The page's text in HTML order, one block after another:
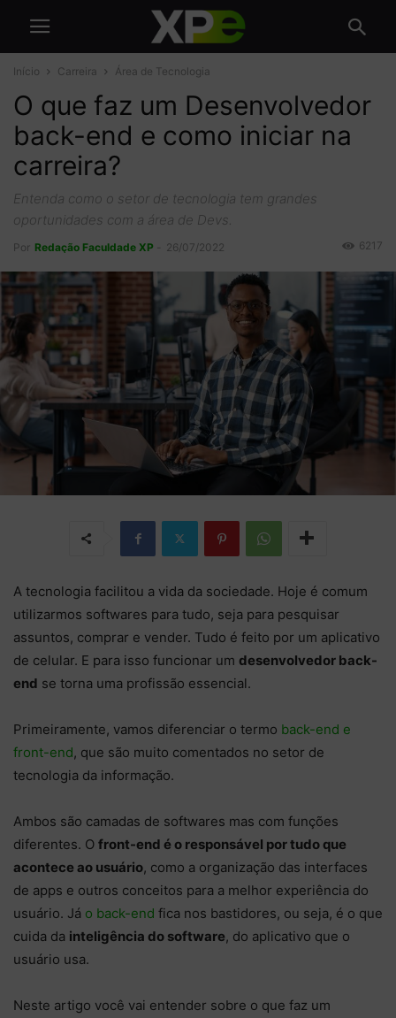
Início Carreira Área de Tecnologia
O que faz um Desenvolvedor
back-end e como iniciar na
carreira?
Entenda como o setor de tecnologia tem grandes
oportunidades com a área de Devs.
Por Redação Faculdade XP 26/07/2022 6217
A tecnologia facilitou a vida da sociedade. Hoje é comum
utilizarmos softwares para tudo, seja para pesquisar
assuntos, comprar e vender. Tudo é feito por um aplicativo
de celular. E para isso funcionar um desenvolvedor back-
end se torna uma profissão essencial.
Primeiramente, vamos diferenciar o termo back-end e
front-end, que são muito comentados no setor de
tecnologia da informação.
Ambos são camadas de softwares mas com funções
diferentes. O front-end é o responsável por tudo que
acontece ao usuário, como a organização das interfaces
de apps e outros conceitos para a melhor experiência do
usuário. Já o back-end fica nos bastidores, ou seja, é o que
cuida da inteligência do software, do aplicativo que o
usuário usa.
Neste artigo você vai entender sobre o que faz um